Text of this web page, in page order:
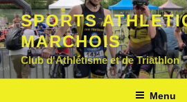
Aller
au
contenu
principal
SPORTS
MARCHOIS
Club d'Athlétisme et de Triathlon
Menu